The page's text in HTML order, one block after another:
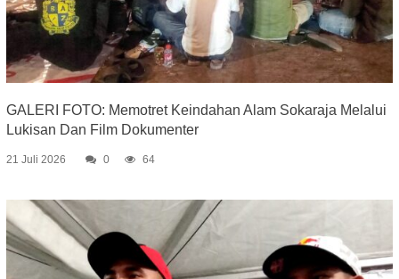
GALERI FOTO: Memotret Keindahan Alam Sokaraja Melalui
Lukisan Dan Film Dokumenter
21 Juli 2026 0 64